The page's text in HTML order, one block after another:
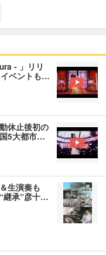
- 」リリ
ベントも…
休止後初の
5大都市…
生演奏も
継承”彦十…